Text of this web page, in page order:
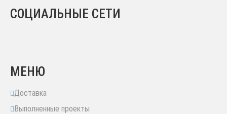
СОЦИАЛЬНЫЕ СЕТИ
МЕНЮ
Доставка
Выполненные проекты